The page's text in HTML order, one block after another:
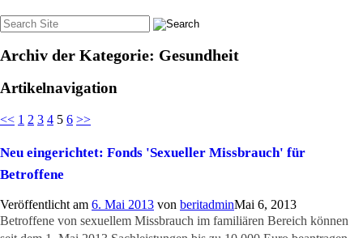
Suche
nach:
Archiv der Kategorie: Gesundheit
Artikelnavigation
<< 1 2 3 4 5 6 >>
Neu eingerichtet: Fonds 'Sexueller Missbrauch' für
Betroffene
Veröffentlicht am 6. Mai 2013 von beritadminMai 6, 2013
Betroffene von sexuellem Missbrauch im familiären Bereich können